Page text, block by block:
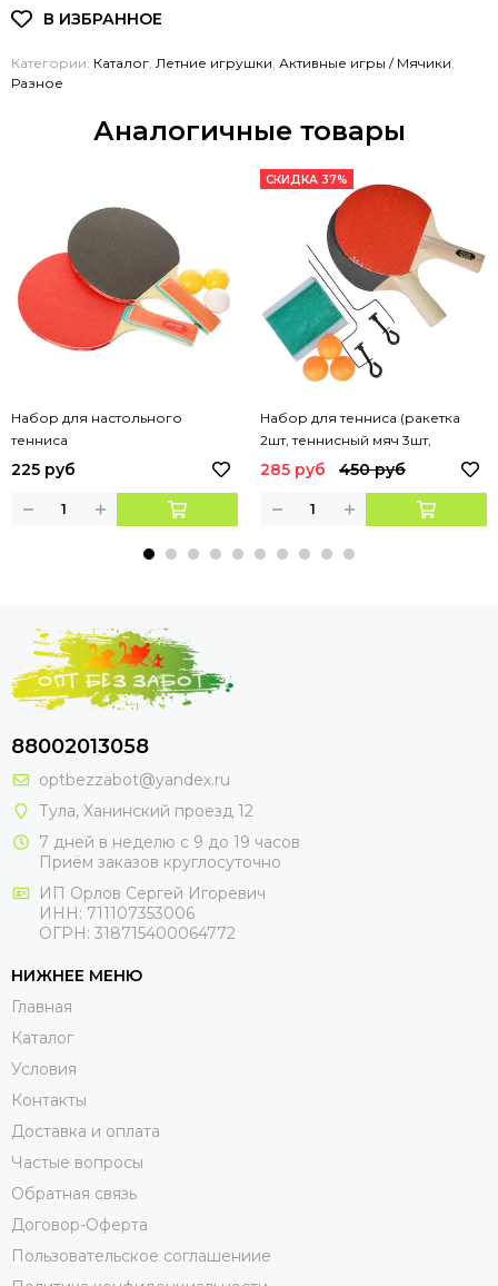
Категории: Каталог Летние игрушки Активные игры / Мячики
Разное
Аналогичные товары
Набор для настольного
тенниса
225 руб
СКИДКА 37%
Набор для тенниса (ракетка
2шт, теннисный мяч 3шт,
держатель д/сетки 2шт, сетка)
285 руб 450 руб
88002013058
optbezzabot@yandex.ru
Тула, Ханинский проезд 12
7 дней в неделю с 9 до 19 часов
Приём заказов круглосуточно
ИП Орлов Сергей Игоревич
ИНН: 711107353006
ОГРН: 318715400064772
НИЖНЕЕ МЕНЮ
Главная
Каталог
Условия
Контакты
Доставка и оплата
Частые вопросы
Обратная связь
Договор-Оферта
Пользовательское соглашениие